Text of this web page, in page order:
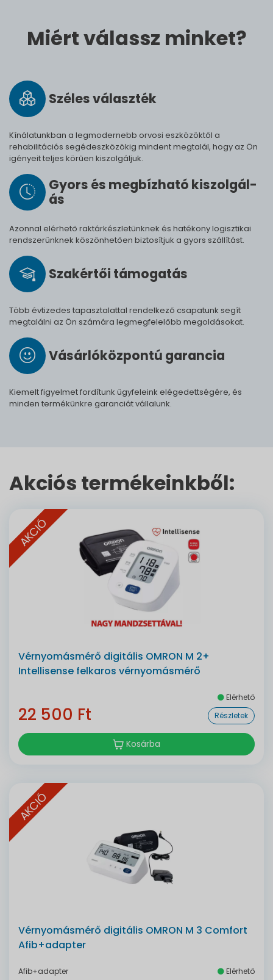
Miért válassz minket?
Széles vá­lasz­ték
Kínálatunkban a legmodernebb orvosi eszközöktől a
rehabilitációs segédeszközökig mindent megtalál, hogy az Ön
igényeit teljes körűen kiszolgáljuk.
Gyors és meg­bíz­ha­tó ki­szol­gál­
ás
Azonnal elérhető raktárkészletünknek és hatékony logisztikai
rendszerünknek köszönhetően biztosítjuk a gyors szállítást.
Szak­értői tá­mo­ga­tás
Több évtizedes tapasztalattal rendelkező csapatunk segít
megtalálni az Ön számára legmegfelelőbb megoldásokat.
Vásárló­köz­pontú ga­ran­cia
Kiemelt figyelmet fordítunk ügyfeleink elégedettségére, és
minden termékünkre garanciát vállalunk.
Akciós termékeinkből:
AKCIÓ
Vérnyomásmérő digitális OMRON M 2+
Intellisense felkaros vérnyomásmérő
Elérhető
22 500 Ft Részletek
Kosárba
AKCIÓ
Vérnyomásmérő digitális OMRON M 3 Comfort
Afib+adapter
Afib+adapter Elérhető